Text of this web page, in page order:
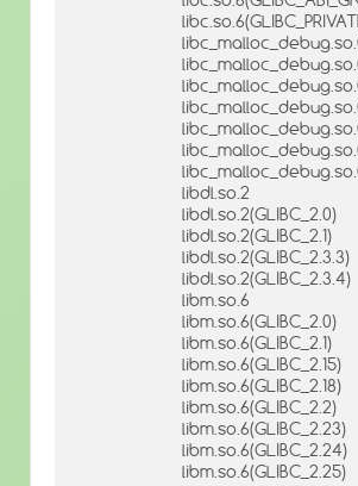
libdl.so.2
libdl.so.2(GLIBC_2.0)
libdl.so.2(GLIBC_2.1)
libdl.so.2(GLIBC_2.3.3)
libdl.so.2(GLIBC_2.3.4)
libm.so.6
libm.so.6(GLIBC_2.0)
libm.so.6(GLIBC_2.1)
libm.so.6(GLIBC_2.15)
libm.so.6(GLIBC_2.18)
libm.so.6(GLIBC_2.2)
libm.so.6(GLIBC_2.23)
libm.so.6(GLIBC_2.24)
libm.so.6(GLIBC_2.25)